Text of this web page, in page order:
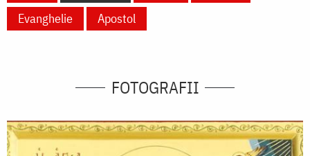
Evanghelie
Apostol
FOTOGRAFII